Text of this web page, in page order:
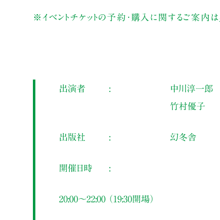
※イベントチケットの予約・購入に関するご案内は
出演者
中川淳一郎
竹村優子
出版社 幻冬舎
開催日時
20:00～22:00 （19:30開場）